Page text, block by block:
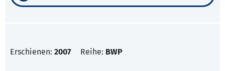
Erschienen: 2007 Reihe: BWP